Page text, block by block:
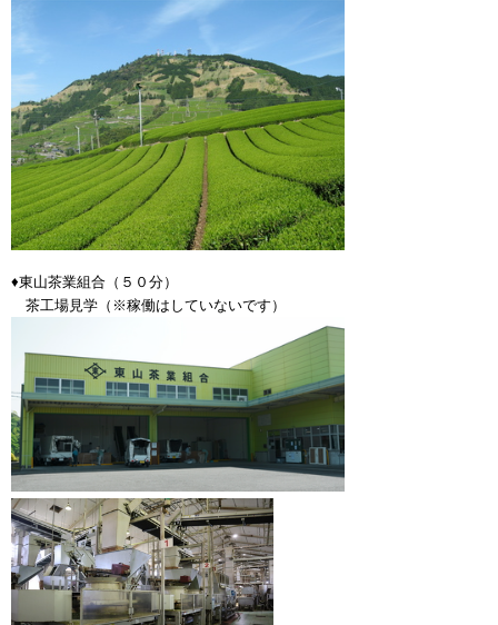
♦東山茶業組合（５０分）
茶工場見学（※稼働はしていないです）